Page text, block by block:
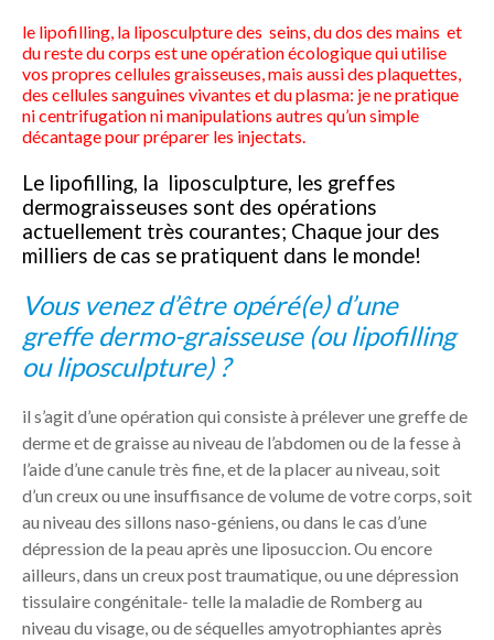
le lipofilling, la liposculpture des seins, du dos des mains et
du reste du corps est une opération écologique qui utilise
vos propres cellules graisseuses, mais aussi des plaquettes,
des cellules sanguines vivantes et du plasma: je ne pratique
ni centrifugation ni manipulations autres qu’un simple
décantage pour préparer les injectats.
Le lipofilling, la liposculpture, les greffes
dermograisseuses sont des opérations
actuellement très courantes; Chaque jour des
milliers de cas se pratiquent dans le monde!
Vous venez d’être opéré(e) d’une
greffe dermo-graisseuse (ou lipofilling
ou liposculpture) ?
il s’agit d’une opération qui consiste à prélever une greffe de
derme et de graisse au niveau de l’abdomen ou de la fesse à
l’aide d’une canule très fine, et de la placer au niveau, soit
d’un creux ou une insuffisance de volume de votre corps, soit
au niveau des sillons naso-géniens, ou dans le cas d’une
dépression de la peau après une liposuccion. Ou encore
ailleurs, dans un creux post traumatique, ou une dépression
tissulaire congénitale- telle la maladie de Romberg au
niveau du visage, ou de séquelles amyotrophiantes après